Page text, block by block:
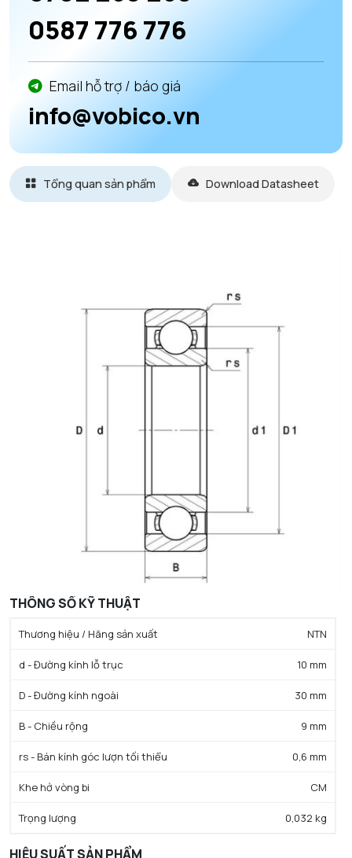
0587 776 776
Email hỗ trợ / báo giá
info@vobico.vn
Tổng quan sản phẩm Download Datasheet
THÔNG SỐ KỸ THUẬT
Thương hiệu / Hãng sản xuất NTN
d - Đường kính lỗ trục 10 mm
D - Đường kính ngoài 30 mm
B - Chiều rộng 9 mm
rs - Bán kính góc lượn tối thiểu 0,6 mm
Khe hở vòng bi CM
Trọng lượng 0,032 kg
HIỆU SUẤT SẢN PHẨM